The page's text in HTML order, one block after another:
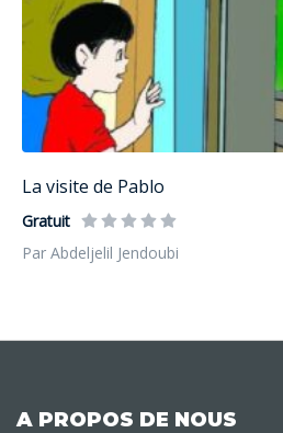
La visite de Pablo
Gratuit
Par Abdeljelil Jendoubi
A PROPOS DE NOUS